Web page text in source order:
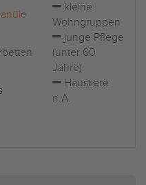
kleine
Wohngruppen
junge Pflege
(unter 60
Jahre)
Haustiere
n.A.